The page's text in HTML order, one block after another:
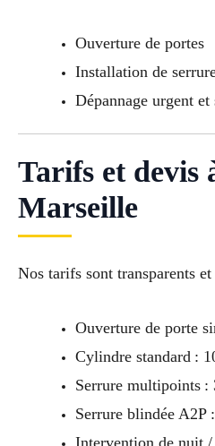
Ouverture de portes
Installation de
Dépannage urgent et
Tarifs et devis
Marseille
Nos tarifs sont transparents
Ouverture de porte
Cylindre standard :
Serrure multipoints :
Serrure blindée A2P